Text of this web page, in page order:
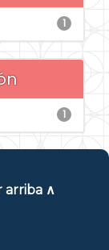
1
1
arriba ∧